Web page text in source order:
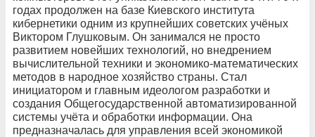
годах продолжен на базе Киевского института
кибернетики одним из крупнейших советских учёных
Виктором Глушковым. Он занимался не просто
развитием новейших технологий, но внедрением
вычислительной техники и экономико-математических
методов в народное хозяйство страны. Стал
инициатором и главным идеологом разработки и
создания Общегосударственной автоматизированной
системы учёта и обработки информации. Она
предназначалась для управления всей экономикой